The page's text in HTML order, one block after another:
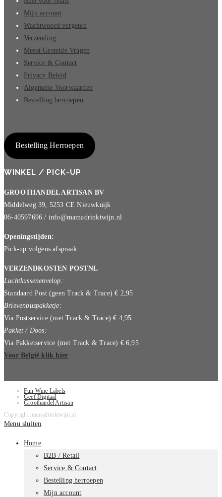
Mijn account
Wachtwoord vergeten
Verzending
Meest Gestelde Vragen
Service & Contact
Privacy Beleid
Algemene Voorwaarden
Bestelling herroepen
Bestelling Herroepen
WINKEL / PICK-UP
GROOTHANDEL ARTISAN BV
Middelweg 39, 5253 CE Nieuwkuijk
06-40597696 / info@mamadrinktwijn.nl
Openingstijden:
Pick-up volgens afspraak
VERZENDKOSTEN POSTNL
Luchtkussenenvelop:
Standaard Post (geen Track & Trace) € 2,95
Brievenbuspakketje:
Via Postservice (met Track & Trace) € 4,95
Pakket / Doos:
Via Pakketservice (met Track & Trace) € 6,95
Voor België klik hier
Fun Wine Labels
Geef Digitaal
Groothandel Artisan
Copyright mamadrinktwijn.nl
Menu sluiten
Home
B2B / Retail
Service & Contact
Bestelling herroepen
Mijn account